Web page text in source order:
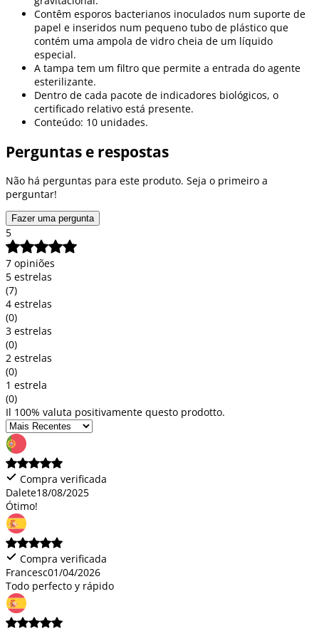
Contêm esporos bacterianos inoculados num suporte de
papel e inseridos num pequeno tubo de plástico que
contém uma ampola de vidro cheia de um líquido
especial.
A tampa tem um filtro que permite a entrada do agente
esterilizante.
Dentro de cada pacote de indicadores biológicos, o
certificado relativo está presente.
Conteúdo: 10 unidades.
Perguntas e respostas
Não há perguntas para este produto. Seja o primeiro a
perguntar!
Fazer uma pergunta
5
7 opiniões
5 estrelas
(7)
4 estrelas
(0)
3 estrelas
(0)
2 estrelas
(0)
1 estrela
(0)
Il 100% valuta positivamente questo prodotto.
Compra verificada
Dalete18/08/2025
Ótimo!
Compra verificada
Francesc01/04/2026
Todo perfecto y rápido